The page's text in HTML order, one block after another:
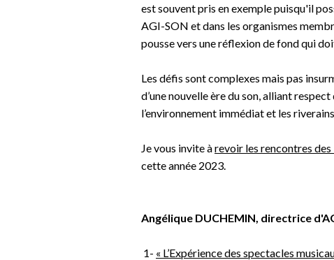
est souvent pris en exemple puisqu'il
AGI-SON et dans les organismes
pousse vers une réflexion de fond qui
Les défis sont complexes mais pas
d’une nouvelle ère du son, alliant
l’environnement immédiat et les
Je vous invite àrevoir les rencontres
cette année 2023.
Angélique DUCHEMIN, directrice
1- « L’Expérience des spectacles